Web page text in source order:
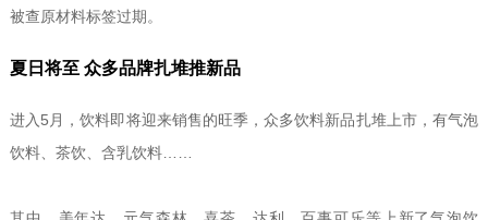
被查原材料标签过期。
夏日将至 众多品牌扎堆推新品
进入5月，饮料即将迎来销售的旺季，众多饮料新品扎堆上市，有气泡
饮料、茶饮、含乳饮料……